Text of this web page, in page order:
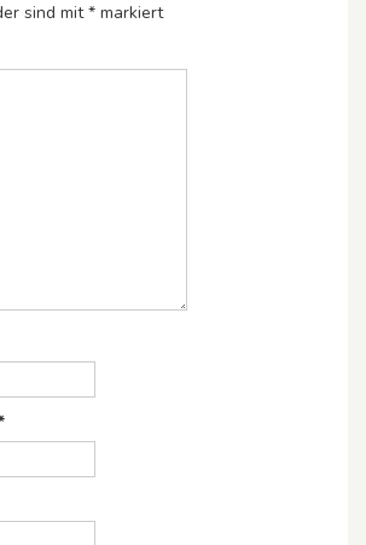
sind mit* markiert